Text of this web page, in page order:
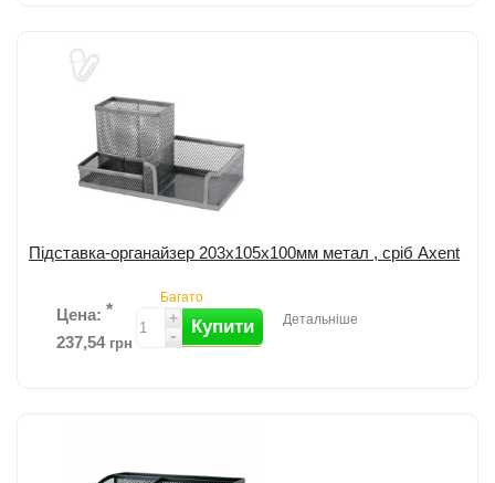
Підставка-органайзер металева Axent ; Сітчаста структура бічної
поверхні; Розмір: 100x143x100 мм; Колір: чорний; 3 відділення. ...
Додати до порівняння
Підставка-органайзер 203x105x100мм метал , сріб Axent
Цена: *
237,54 грн
Багато
+
- Купити Детальніше
детальніше